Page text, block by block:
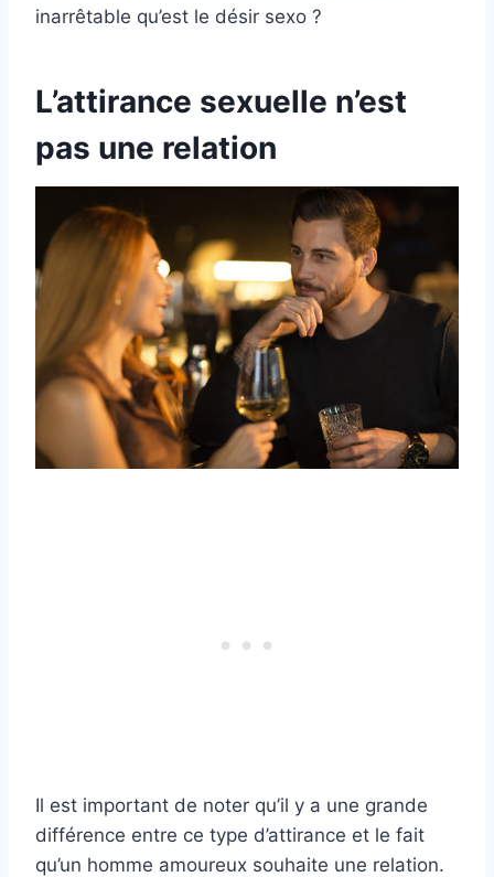
inarrêtable qu’est le désir sexo ?
L’attirance sexuelle n’est
pas une relation
Il est important de noter qu’il y a une grande
différence entre ce type d’attirance et le fait
qu’un homme amoureux souhaite une relation.